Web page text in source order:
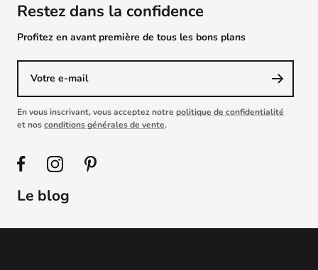
Restez dans la confidence
Profitez en avant première de tous les bons plans
Votre e-mail
En vous inscrivant, vous acceptez notre politique de confidentialité
et nosconditions générales de vente.
Le blog